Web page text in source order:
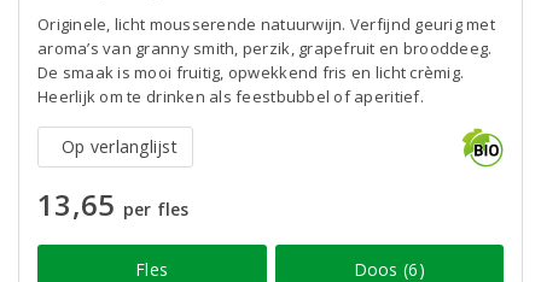
Originele, licht mousserende natuurwijn. Verfijnd geurig met
aroma’s van granny smith, perzik, grapefruit en brooddeeg.
De smaak is mooi fruitig, opwekkend fris en licht crèmig.
Heerlijk om te drinken als feestbubbel of aperitief.
Op verlanglijst
13,65 per fles
Fles Doos (6)